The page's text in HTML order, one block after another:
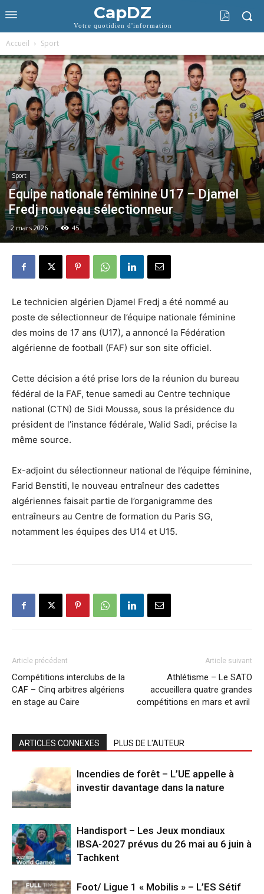
CapDZ
Votre quotidien d'information
Accueil Sport
Sport
Equipe nationale féminine U17 – Djamel
Fredj nouveau sélectionneur
2 mars 2026 45
Le technicien algérien Djamel Fredj a été nommé au
poste de sélectionneur de l’équipe nationale féminine
des moins de 17 ans (U17), a annoncé la Fédération
algérienne de football (FAF) sur son site officiel.
Cette décision a été prise lors de la réunion du bureau
fédéral de la FAF, tenue samedi au Centre technique
national (CTN) de Sidi Moussa, sous la présidence du
président de l’instance fédérale, Walid Sadi, précise la
même source.
Ex-adjoint du sélectionneur national de l’équipe féminine,
Farid Benstiti, le nouveau entraîneur des cadettes
algériennes faisait partie de l’organigramme des
entraîneurs au Centre de formation du Paris SG,
notamment les équipes des U14 et U15.
Article précédent
Compétitions interclubs de la
CAF – Cinq arbitres algériens
en stage au Caire
Article suivant
Athlétisme – Le SATO
accueillera quatre grandes
compétitions en mars et avril
ARTICLES CONNEXES PLUS DE L'AUTEUR
Incendies de forêt – L’UE appelle à
investir davantage dans la nature
Handisport – Les Jeux mondiaux
IBSA-2027 prévus du 26 mai au 6 juin à
Tachkent
Foot/ Ligue 1 « Mobilis » – L’ES Sétif